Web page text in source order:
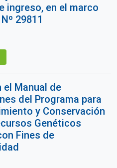
ingreso, en el marco
29811
el Manual de
del Programa para
y Conservación
Genéticos
Fines de